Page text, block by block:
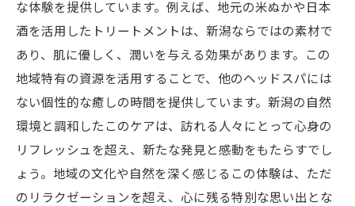
な体験を提供しています。例えば、地元の米ぬかや日本
酒を活用したトリートメントは、新潟ならではの素材で
あり、肌に優しく、潤いを与える効果があります。この
地域特有の資源を活用することで、他のヘッドスパには
ない個性的な癒しの時間を提供しています。新潟の自然
環境と調和したこのケアは、訪れる人々にとって心身の
リフレッシュを超え、新たな発見と感動をもたらすでし
ょう。地域の文化や自然を深く感じるこの体験は、ただ
のリラクゼーションを超え、心に残る特別な思い出とな